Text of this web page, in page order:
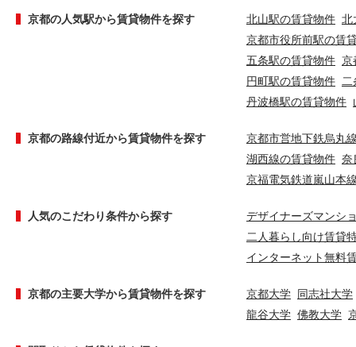
京都の人気駅から賃貸物件を探す 北山駅の賃貸物件 北
京都市役所前駅の賃
五条駅の賃貸物件 京
円町駅の賃貸物件
丹波橋駅の賃貸物件
京都の路線付近から賃貸物件を探す
京都市営地下鉄烏丸
湖西線の賃貸物件 奈
京福電気鉄道嵐山本
人気のこだわり条件から探す
デザイナーズマンシ
二人暮らし向け賃貸
インターネット無料
京都の主要大学から賃貸物件を探す 京都大学 同志社大学
龍谷大学 佛教大学